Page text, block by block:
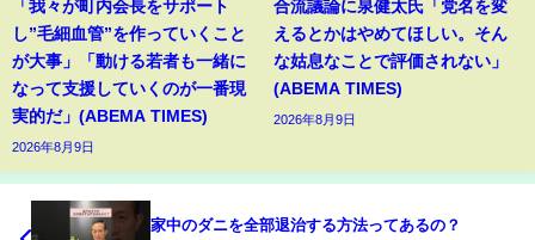
「我々が町内会長をサポート
し”毛細血管”を作っていくこと
が大事」「動ける若者も一緒に
なって支援していくのが一番現
実的だ」(ABEMA TIMES)
2026年8月9日
合流議論に泉健太氏「党名を変
えるとかはやめてほしい。そん
な姑息なことで評価されない」
(ABEMA TIMES)
2026年8月9日
家中のダニを全部退治する方法ってあるの？